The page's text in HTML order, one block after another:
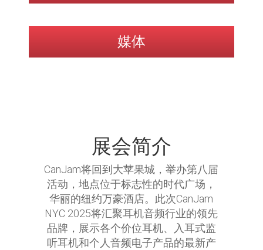
媒体
展会简介
CanJam将回到大苹果城，举办第八届
活动，地点位于标志性的时代广场，
华丽的纽约万豪酒店。此次CanJam
NYC 2025将汇聚耳机音频行业的领先
品牌，展示各个价位耳机、入耳式监
听耳机和个人音频电子产品的最新产